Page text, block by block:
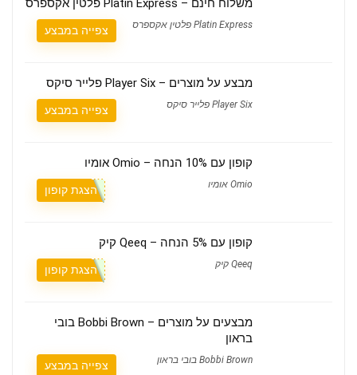
משלוח חינם – Platin Express פלטין אקספרס
Platin Express פלטין אקספרס צפייה במבצע
מבצע על מוצרים – Player Six פלייר סיקס
Player Six פלייר סיקס צפייה במבצע
קופון עם 10% הנחה – Omio אומיו
Omio אומיו הצגת קופון
קופון עם 5% הנחה – Qeeq קיק
Qeeq קיק הצגת קופון
מבצעים על מוצרים – Bobbi Brown בובי
בראון
Bobbi Brown בובי בראון צפייה במבצע